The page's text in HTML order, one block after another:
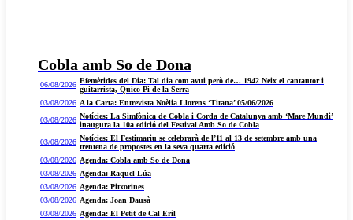
Cobla amb So de Dona
06/08/2026 Efemèrides del Dia: Tal dia com avui però de… 1942 Neix el cantautor i
guitarrista, Quico Pi de la Serra
03/08/2026 A la Carta: Entrevista Noèlia Llorens ‘Titana’ 05/06/2026
03/08/2026 Notícies: La Simfònica de Cobla i Corda de Catalunya amb ‘Mare Mundi’
inaugura la 10a edició del Festival Amb So de Cobla
03/08/2026 Notícies: El Festimariu se celebrarà de l’11 al 13 de setembre amb una
trentena de propostes en la seva quarta edició
03/08/2026 Agenda: Cobla amb So de Dona
03/08/2026 Agenda: Raquel Lúa
03/08/2026 Agenda: Pitxorines
03/08/2026 Agenda: Joan Dausà
03/08/2026 Agenda: El Petit de Cal Eril